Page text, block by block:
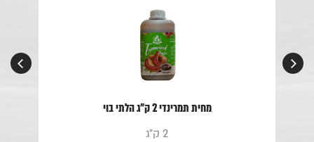
מחית תמרינדי 2 ק"ג הלתי בוי
2 ק"ג